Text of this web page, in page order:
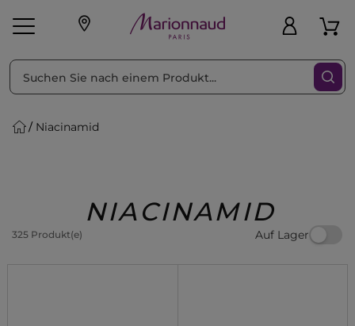
Geschenke
Niacinamid
NIACINAMID
325 Produkt(e) Auf Lager
sortieren nach Filter